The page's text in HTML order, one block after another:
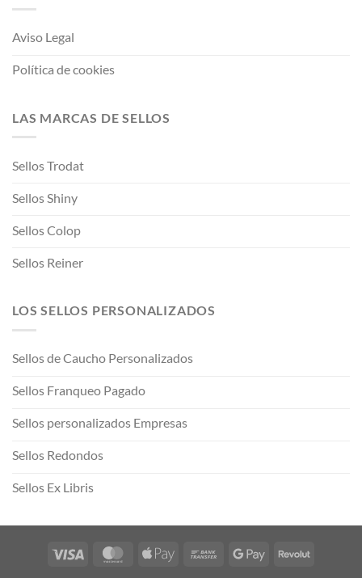
Aviso Legal
Política de cookies
LAS MARCAS DE SELLOS
Sellos Trodat
Sellos Shiny
Sellos Colop
Sellos Reiner
LOS SELLOS PERSONALIZADOS
Sellos de Caucho Personalizados
Sellos Franqueo Pagado
Sellos personalizados Empresas
Sellos Redondos
Sellos Ex Libris